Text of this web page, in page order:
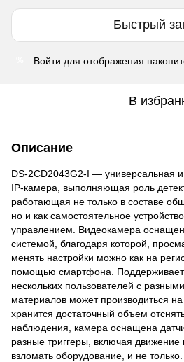
Быстрый
Войти для отображения
В
Описание
DS-2CD2043G2-I — универсальная
IP-камера, выполняющая роль
работающая не только в составе
но и как самостоятельное
управлением. Видеокамера
системой, благодаря которой,
менять настройки можно как на
помощью смартфона.
нескольких пользователей с
материалов может производиться
хранится достаточный объем
наблюдения, камера оснащена
разные триггеры, включая движение
взломать оборудование, и не